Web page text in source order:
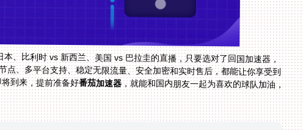
、比利时 vs 新西兰、美国 vs 巴拉圭的直播，只要选对了回国加速器，
点、多平台支持、稳定无限流量、安全加密和实时售后，都能让你享受到
到来，提前准备好番茄加速器，就能和国内朋友一起为喜欢的球队加油，